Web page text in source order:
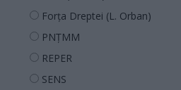
Forța Dreptei (L. Orban)
PNȚMM
REPER
SENS